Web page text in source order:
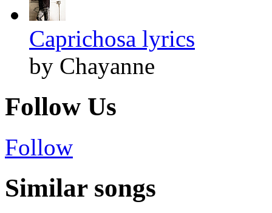
Caprichosa lyrics
by Chayanne
Follow Us
Follow
Similar songs